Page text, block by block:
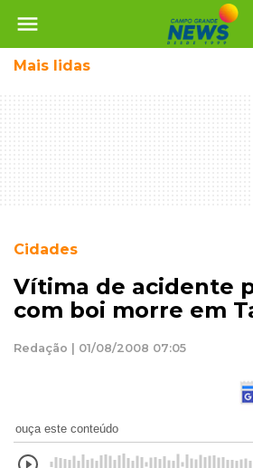
menu
Mais lidas
Cidades
Vítima de acidente
com boi morre em
Redação | 01/08/2008 07:05
ouça este conteúdo